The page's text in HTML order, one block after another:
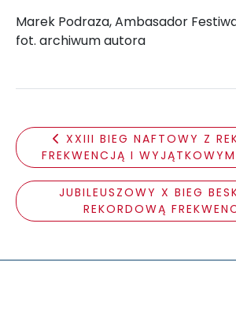
Marek Podraza, Ambasador
fot. archiwum autora
XXIII BIEG NAFTOWY Z
FREKWENCJĄ I
JUBILEUSZOWY X BIEG
REKORDOWĄ